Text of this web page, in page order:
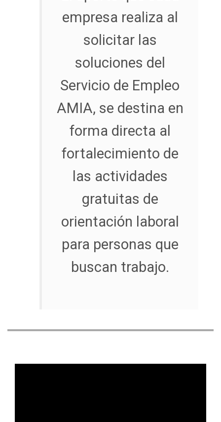
empresa realiza al
solicitar las
soluciones del
Servicio de Empleo
AMIA, se destina en
forma directa al
fortalecimiento de
las actividades
gratuitas de
orientación laboral
para personas que
buscan trabajo.